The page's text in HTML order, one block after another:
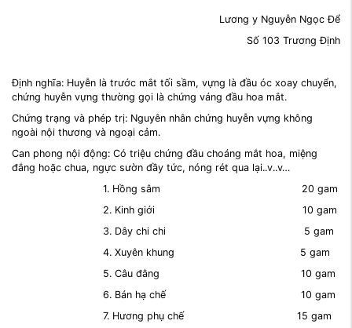
Lương y Nguyễn Ngọc Để
Số 103 Trương Định
Định nghĩa: Huyễn là trước mắt tối sầm, vựng là đầu óc xoay chuyển,
chứng huyễn vựng thường gọi là chứng váng đầu hoa mắt.
Chứng trạng và phép trị: Nguyên nhân chứng huyễn vựng không
ngoài nội thương và ngoại cảm.
Can phong nội động: Có triệu chứng đầu choáng mắt hoa, miệng
đắng hoặc chua, ngực sườn đầy tức, nóng rét qua lại..v..v…
1. Hồng sâm 20 gam
2. Kinh giới 10 gam
3. Dây chi chi 5 gam
4. Xuyên khung 5 gam
5. Câu đằng 10 gam
6. Bán hạ chế 10 gam
7. Hương phụ chế 15 gam